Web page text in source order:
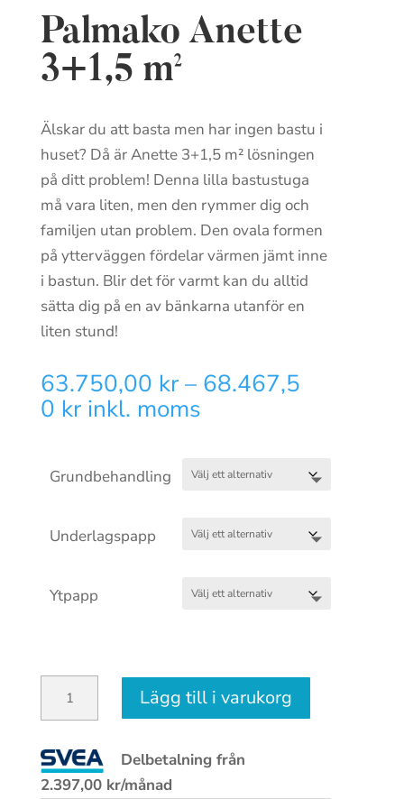
Palmako Anette
3+1,5 m²
Älskar du att basta men har ingen bastu i
huset? Då är Anette 3+1,5 m² lösningen
på ditt problem! Denna lilla bastustuga
må vara liten, men den rymmer dig och
familjen utan problem. Den ovala formen
på ytterväggen fördelar värmen jämt inne
i bastun. Blir det för varmt kan du alltid
sätta dig på en av bänkarna utanför en
liten stund!
63.750,00 kr – 68.467,5
0 krPrisintervall:
68.467,50 kr
inkl. moms
Grundbehandling
Underlagspapp
Ytpapp
m²
mängd
Lägg till i varukorg
Delbetalning från
2.397,00 kr/månad